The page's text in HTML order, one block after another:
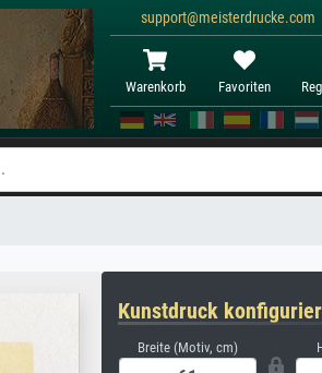
support@meisterdrucke.com
Warenkorb Favoriten
Kunstdruck
Breite (Motiv, cm)